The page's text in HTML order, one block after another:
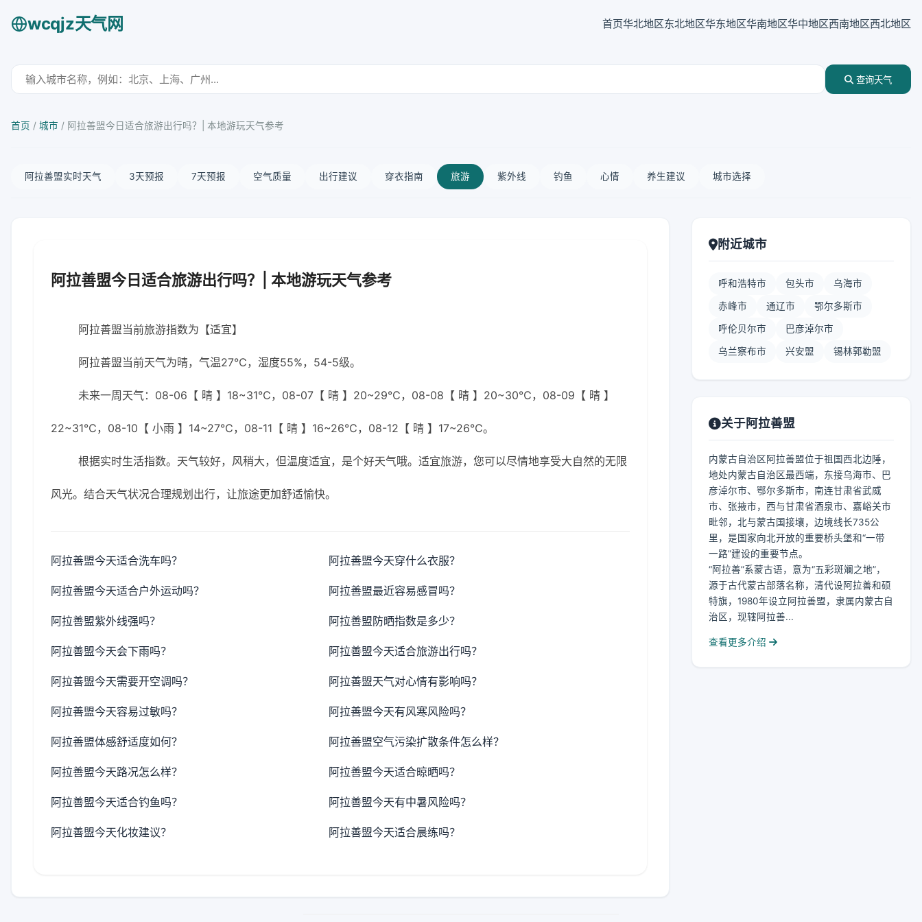
wcqjz天气网 首页华北地区东北地区华东地区华南地区华中地区西南地区西北地区
查询天气
首页 / 城市 / 阿拉善盟今日适合旅游出行吗？| 本地游玩天气参考
阿拉善盟实时天气 3天预报 7天预报 空气质量 出行建议 穿衣指南 旅游 紫外线 钓鱼 心情 养生建议 城市选择
阿拉善盟今日适合旅游出行吗？| 本地游玩天气参考
阿拉善盟当前旅游指数为【适宜】
阿拉善盟当前天气为晴，气温27℃，湿度55%，54-5级。
未来一周天气：08-06【 晴 】18~31℃，08-07【 晴 】20~29℃，08-08【 晴 】20~30℃，08-09【 晴 】
22~31℃，08-10【 小雨 】14~27℃，08-11【 晴 】16~26℃，08-12【 晴 】17~26℃。
根据实时生活指数。天气较好，风稍大，但温度适宜，是个好天气哦。适宜旅游，您可以尽情地享受大自然的无限
风光。结合天气状况合理规划出行，让旅途更加舒适愉快。
阿拉善盟今天适合洗车吗？ 阿拉善盟今天穿什么衣服？
阿拉善盟今天适合户外运动吗？ 阿拉善盟最近容易感冒吗？
阿拉善盟紫外线强吗？ 阿拉善盟防晒指数是多少？
阿拉善盟今天会下雨吗？ 阿拉善盟今天适合旅游出行吗？
阿拉善盟今天需要开空调吗？ 阿拉善盟天气对心情有影响吗？
阿拉善盟今天容易过敏吗？ 阿拉善盟今天有风寒风险吗？
阿拉善盟体感舒适度如何？ 阿拉善盟空气污染扩散条件怎么样？
阿拉善盟今天路况怎么样？ 阿拉善盟今天适合晾晒吗？
阿拉善盟今天适合钓鱼吗？ 阿拉善盟今天有中暑风险吗？
阿拉善盟今天化妆建议？ 阿拉善盟今天适合晨练吗？
附近城市
呼和浩特市 包头市 乌海市
赤峰市 通辽市 鄂尔多斯市
呼伦贝尔市 巴彦淖尔市
乌兰察布市 兴安盟 锡林郭勒盟
关于阿拉善盟
内蒙古自治区阿拉善盟位于祖国西北边陲，
地处内蒙古自治区最西端，东接乌海市、巴
彦淖尔市、鄂尔多斯市，南连甘肃省武威
市、张掖市，西与甘肃省酒泉市、嘉峪关市
毗邻，北与蒙古国接壤，边境线长735公
里，是国家向北开放的重要桥头堡和“一带
一路”建设的重要节点。
“阿拉善”系蒙古语，意为“五彩斑斓之地”，
源于古代蒙古部落名称，清代设阿拉善和硕
特旗，1980年设立阿拉善盟，隶属内蒙古自
治区，现辖阿拉善...
查看更多介绍